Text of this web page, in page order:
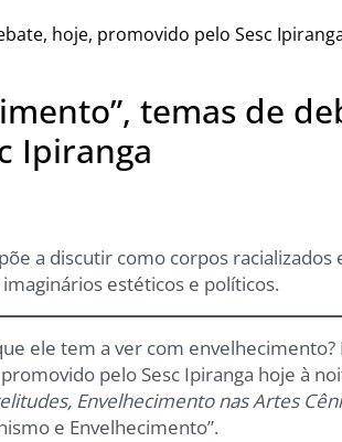
temas de
Ipiranga
a discutir como corpos racializados
estéticos e políticos.
ele tem a ver com envelhecimento?
pelo Sesc Ipiranga hoje à
Envelhecimento nas Artes
e Envelhecimento”.